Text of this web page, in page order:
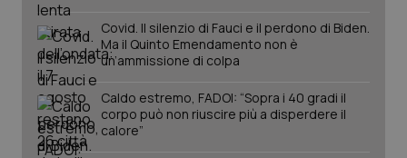
Covid. Il silenzio di Fauci e il perdono di Biden.
Ma il Quinto Emendamento non è
un’ammissione di colpa
Caldo estremo, FADOI: “Sopra i 40 gradi il
corpo può non riuscire più a disperdere il
calore”